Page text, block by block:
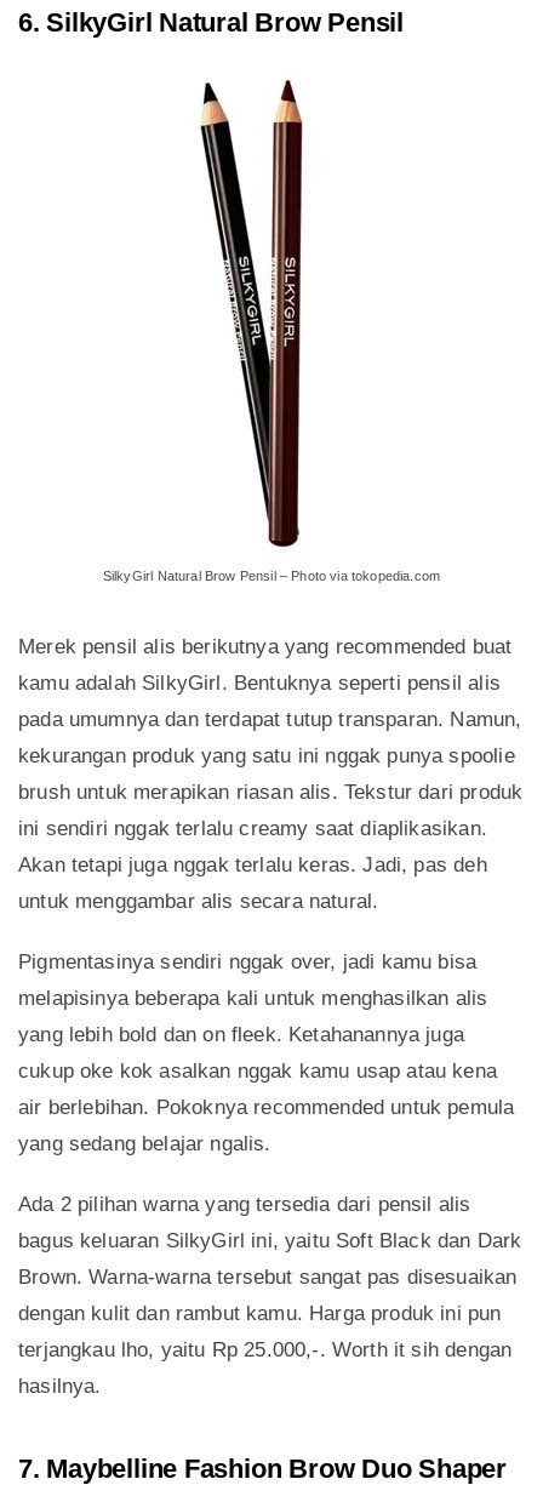
6. SilkyGirl Natural Brow Pensil
SilkyGirl Natural Brow Pensil – Photo via tokopedia.com
Merek pensil alis berikutnya yang recommended buat
kamu adalah SilkyGirl. Bentuknya seperti pensil alis
pada umumnya dan terdapat tutup transparan. Namun,
kekurangan produk yang satu ini nggak punya spoolie
brush untuk merapikan riasan alis. Tekstur dari produk
ini sendiri nggak terlalu creamy saat diaplikasikan.
Akan tetapi juga nggak terlalu keras. Jadi, pas deh
untuk menggambar alis secara natural.
Pigmentasinya sendiri nggak over, jadi kamu bisa
melapisinya beberapa kali untuk menghasilkan alis
yang lebih bold dan on fleek. Ketahanannya juga
cukup oke kok asalkan nggak kamu usap atau kena
air berlebihan. Pokoknya recommended untuk pemula
yang sedang belajar ngalis.
Ada 2 pilihan warna yang tersedia dari pensil alis
bagus keluaran SilkyGirl ini, yaitu Soft Black dan Dark
Brown. Warna-warna tersebut sangat pas disesuaikan
dengan kulit dan rambut kamu. Harga produk ini pun
terjangkau lho, yaitu Rp 25.000,-. Worth it sih dengan
hasilnya.
7. Maybelline Fashion Brow Duo Shaper